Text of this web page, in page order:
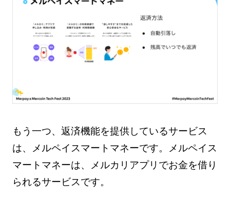
もう一つ、返済機能を提供しているサービス
は、メルペイスマートマネーです。メルペイス
マートマネーは、メルカリアプリでお金を借り
られるサービスです。